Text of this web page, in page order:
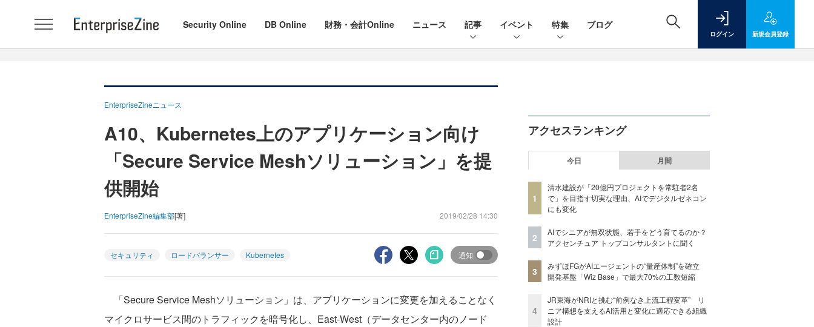
Security Online DB Online 財務・会計Online ニュース 記事 イベント 特集 ブログ
ログイン 新規会員登録
EnterpriseZineニュース
A10、Kubernetes上のアプリケーション向け
「Secure Service Meshソリューション」を提
供開始
EnterpriseZine編集部[著] 2019/02/28 14:30
セキュリティ ロードバランサー Kubernetes 通知
「Secure Service Meshソリューション」は、アプリケーションに変更を加えることなく
マイクロサービス間のトラフィックを暗号化し、East-West（データセンター内のノード
アクセスランキング
今日 月間
1
清水建設が「20億円プロジェクトを常駐者2名
で」を目指す切実な理由、AIでデジタルゼネコン
にも変化
2
AIでシニアが無双状態、若手をどう育てるのか？
アクセンチュア トップコンサルタントに聞く
3
みずほFGがAIエージェントの“量産体制”を確立
開発基盤「Wiz Base」で最大70%の工数短縮
4
JR東海がNRIと挑む“前例なき上流工程変革” リ
ニア構想を支えるAI活用と変化に適応できる組織
設計